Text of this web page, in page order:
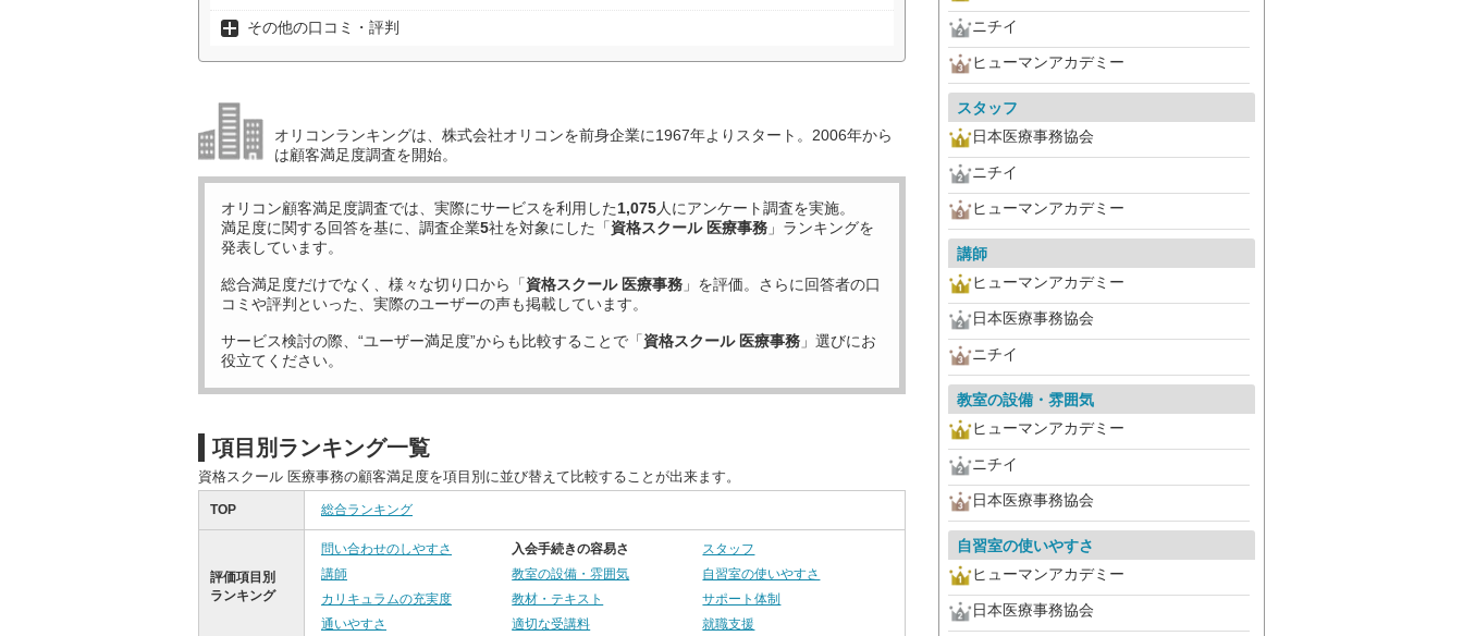
その他の口コミ・評判
オリコンランキングは、株式会社オリコンを前身企業に1967年よりスタート。2006年から
は顧客満足度調査を開始。
オリコン顧客満足度調査では、実際にサービスを利用した1,075人にアンケート調査を実施。
満足度に関する回答を基に、調査企業5社を対象にした「資格スクール 医療事務 」ランキングを
発表しています。
総合満足度だけでなく、様々な切り口から「資格スクール 医療事務 」を評価。さらに回答者の口
コミや評判といった、実際のユーザーの声も掲載しています。
サービス検討の際、“ユーザー満足度”からも比較することで「資格スクール 医療事務 」選びにお
役立てください。
項目別ランキング一覧
資格スクール 医療事務の顧客満足度を項目別に並び替えて比較することが出来ます。
TOP 総合ランキング
評価項目別
ランキング
問い合わせのしやすさ 入会手続きの容易さ
スタッフ
講師
教室の設備・雰囲気
自習室の使いやすさ
カリキュラムの充実度
教材・テキスト
サポート体制
通いやすさ
適切な受講料 就職支援
ニチイ
ヒューマンアカデミー
スタッフ
日本医療事務協会
ニチイ
ヒューマンアカデミー
講師
ヒューマンアカデミー
日本医療事務協会
ニチイ
教室の設備・雰囲気
ヒューマンアカデミー
ニチイ
日本医療事務協会
自習室の使いやすさ
ヒューマンアカデミー
日本医療事務協会